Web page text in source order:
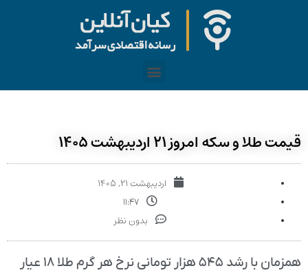
قیمت طلا و سکه امروز ۲۱ اردیبهشت ۱۴۰۵
اردیبهشت ۲۱, ۱۴۰۵
۱۱:۴۷
بدون نظر
همزمان با رشد ۵۴۵ هزار تومانی نرخ هر گرم طلا ۱۸ عیار